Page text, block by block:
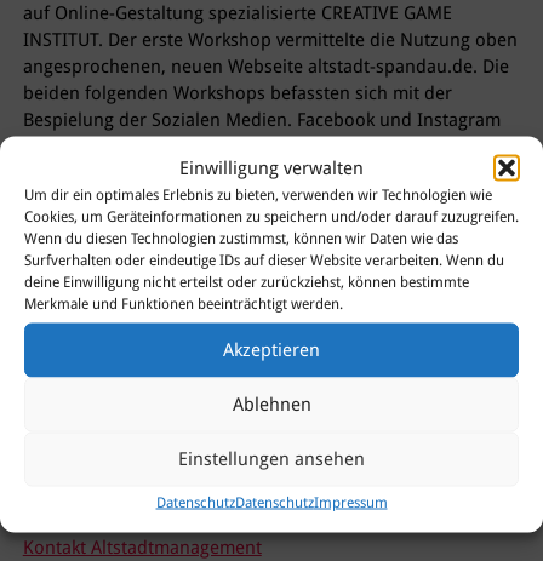
Einwilligung verwalten
Um dir ein optimales Erlebnis zu bieten, verwenden wir Technologien wie
Cookies, um Geräteinformationen zu speichern und/oder darauf zuzugreifen.
Wenn du diesen Technologien zustimmst, können wir Daten wie das
Surfverhalten oder eindeutige IDs auf dieser Website verarbeiten. Wenn du
deine Einwilligung nicht erteilst oder zurückziehst, können bestimmte
Merkmale und Funktionen beeinträchtigt werden.
Akzeptieren
Ablehnen
Einstellungen ansehen
DatenschutzDatenschutzImpressum
auf Online-Gestaltung spezialisierte CREATIVE GAME
INSTITUT. Der erste Workshop vermittelte die Nutzung oben
angesprochenen, neuen Webseite altstadt-spandau.de. Die
beiden folgenden Workshops befassten sich mit der
Bespielung der Sozialen Medien. Facebook und Instagram
Insgesamt 14 Teilnehmerinnen und Teilnehmer nutzten das
Angebot, wobei die meisten Interessierten mehrere
Workshops aufsuchten. Alle, die nicht an den Workshops
teilnehmen konnten, können unter folgenden Links die
entsprechenden Präsentationen herunterladen:
Handout Workshop CMS (Nutzung Webseite altstadt-
Sie betreiben ein Gewerbe oder eine Gastronomie in der
Sie sich gerne an uns!
Kontakt Altstadtmanagement